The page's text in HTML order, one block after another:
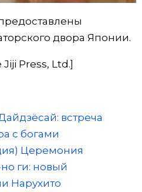
двора Японии.
Press, Ltd.]
встреча
с богами
Церемония
ги: новый
Нарухито